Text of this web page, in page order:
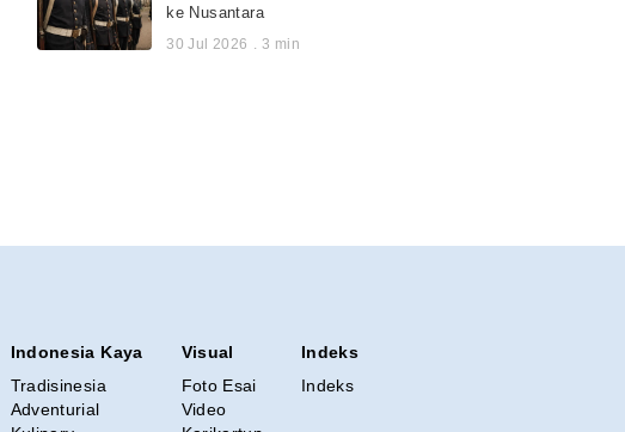
ke Nusantara
30 Jul 2026 . 3 min
Indonesia Kaya
Tradisinesia
Adventurial
Visual
Foto Esai
Video
Indeks
Indeks